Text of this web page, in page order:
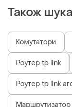
Також
Комутатори
Роутер tp link
Роутер tp link